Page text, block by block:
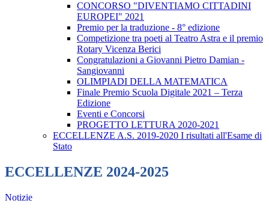
CONCORSO "DIVENTIAMO CITTADINI
EUROPEI" 2021
Premio per la traduzione - 8° edizione
Competizione tra poeti al Teatro Astra e il premio
Rotary Vicenza Berici
Congratulazioni a Giovanni Pietro Damian -
Sangiovanni
OLIMPIADI DELLA MATEMATICA
Finale Premio Scuola Digitale 2021 – Terza
Edizione
Eventi e Concorsi
PROGETTO LETTURA 2020-2021
ECCELLENZE A.S. 2019-2020 I risultati all'Esame di
Stato
ECCELLENZE 2024-2025
Notizie